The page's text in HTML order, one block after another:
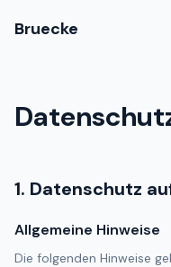
Bruecke
1. Datenschutz
Allgemeine Hinweise
Die folgenden Hinweise